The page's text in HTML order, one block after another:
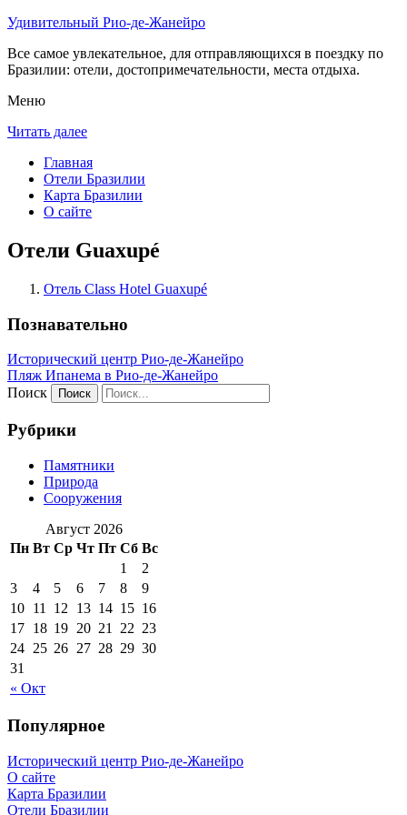
Удивительный Рио-де-Жанейро
Все самое увлекательное, для отправляющихся в поездку по
Бразилии: отели, достопримечательности, места отдыха.
Меню
Читать далее
Главная
Отели Бразилии
Карта Бразилии
О сайте
Отели Guaxupé
Отель Class Hotel Guaxupé
Познавательно
Исторический центр Рио-де-Жанейро
Пляж Ипанема в Рио-де-Жанейро
Поиск
Рубрики
Памятники
Природа
Сооружения
Август 2026
Пн Вт Ср Чт Пт Сб Вс
« Окт
1
2
3
4 5 6 7 8
9
10 11 12 13 14 15 16
17 18 19 20 21 22 23
24 25 26 27 28 29 30
31
Популярное
Исторический центр Рио-де-Жанейро
О сайте
Карта Бразилии
Отели Бразилии